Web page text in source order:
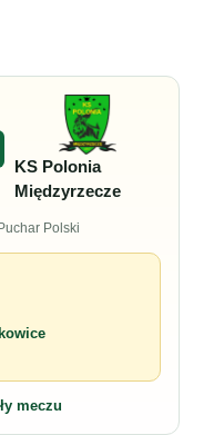
KS Polonia
Międzyrzecze
Polski
meczu